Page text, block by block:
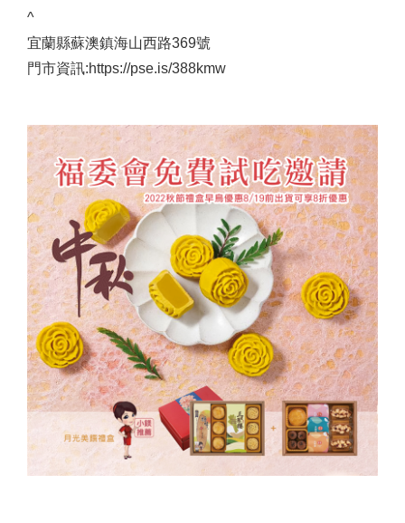
^
宜蘭縣蘇澳鎮海山西路369號
門市資訊:https://pse.is/388kmw